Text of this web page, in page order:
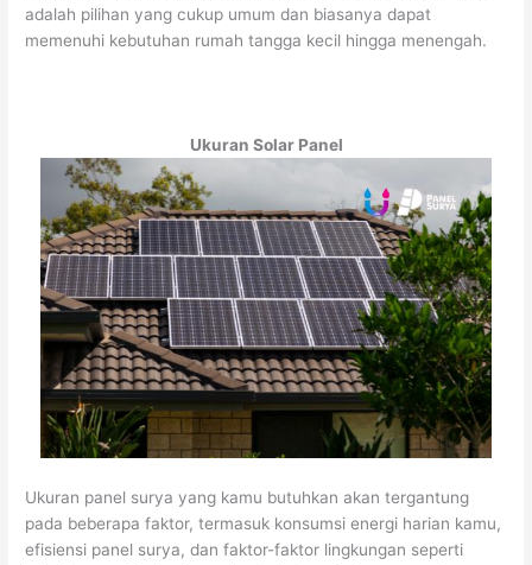
adalah pilihan yang cukup umum dan biasanya dapat
memenuhi kebutuhan rumah tangga kecil hingga menengah.
Ukuran Solar Panel
Ukuran panel surya yang kamu butuhkan akan tergantung
pada beberapa faktor, termasuk konsumsi energi harian kamu,
efisiensi panel surya, dan faktor-faktor lingkungan seperti